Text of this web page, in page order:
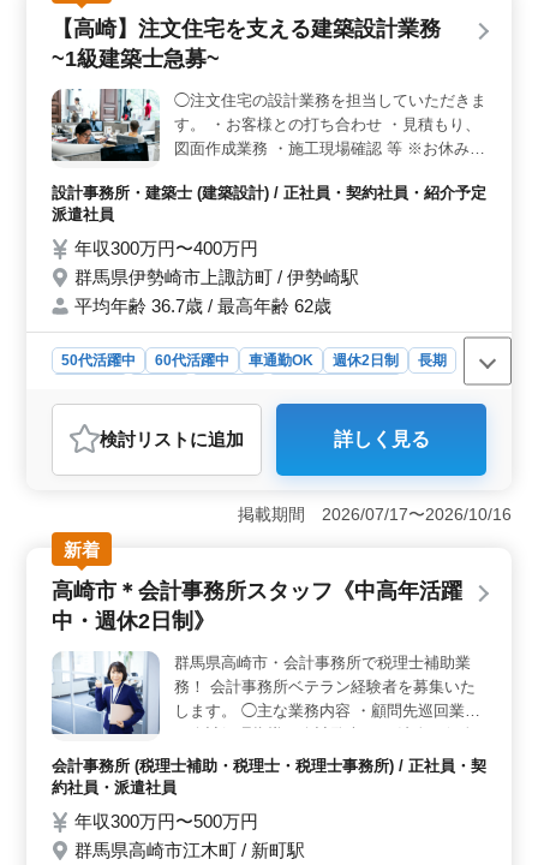
られます。これにより、将来的には専門分野でのスペシ
ャリストやリーダーとしての成長が期待できます。
＜シニア層に適した働きやすい環境＞ 50代の技術者が
ます。長年の経験やノウハウを活かし、安定した環境で
長期間働けることが魅力です。また、残業が少なく、休
日がしっかりと確保されているため、ワークライフバラ
待遇と安心の福利厚生＞ 年収400万円〜500万円や賞与
年二回など、給与面での安定感があります。さらに、通
勤手当や福利厚生も充実しており、生活面でも安心して
働くことが可能です。福利厚生には雇用・労災・健康・
厚生・財形などが含まれ、健康面や将来の資産形成にも
配慮されています。
【高崎】注文住宅を支える建築設計業務
~1級建築士急募~
◯注文住宅の設計業務を担当していただきま
す。 ・お客様との打ち合わせ ・見積もり、
図面作成業務 ・施工現場確認 等 ※お休みは
ただいてます。 中高年の方のご応募もお待
ます。
設計事務所・建築士 (建築設計) / 正社員・契約社員・紹介予定
派遣社員
年収300万円〜400万円
群馬県伊勢崎市上諏訪町 / 伊勢崎駅
平均年齢 36.7歳 / 最高年齢 62歳
50代活躍中 60代活躍中 車通勤OK 週休2日制
長期
おすすめポイント
＜1級建築士急募！注目の建築設計業務＞ 群馬県高崎市
における建築設計業務では、1級建築士の方を積極的に募
集しています。注文住宅の設計業務を通じて、高度な技
術と知識を活かし、お客様の夢を具現化するプロジェク
トに参加しませんか？打ち合わせから施工現場まで、建
築プロセスのあらゆる段階に携わることができま
す。 ＜柔軟な休日制度でワークライフバランスを実
とができ、さらに夏期休暇や年末年始、GWなどの休暇も
充実しています。自分のライフスタイルに合わせて休日
を選ぶことで、仕事とプライベートの両立がしやすくな
っています。 ＜経験豊富な中高年層も活躍中＞ 経
験豊富な中高年の方々も積極的に採用されており、40〜
60代の方々も多く活躍しています。豊富な経験と知識を
生かし、建築設計のプロとして更なる成長を目指せま
す。ご経験を活かし新しいステージを築いてみません
か。お問い合わせお待ちしております。
検討リスト に追加 詳しく見る
掲載期間 2026/07/17〜2026/10/16
新着
高崎市＊会計事務所スタッフ《中高年活躍
中・週休2日制》
群馬県高崎市・会計事務所で税理士補助業
務！ 会計事務所ベテラン経験者を募集いた
します。 ◯主な業務内容 ・顧問先巡回業務
の税務会計業務 ・各種税務申告書類の作成
及び税務相談業務 ・会社設立等のサポート
の融資交渉同席 ※ソフト…マネーフォワー
ド、A-SaaS ＊週休2日制 ＊駅チカ ＊税理士
会計事務所 (税理士補助・税理士・税理士事務所) / 正社員・契
約社員・派遣社員
年収300万円〜500万円
群馬県高崎市江木町 / 新町駅